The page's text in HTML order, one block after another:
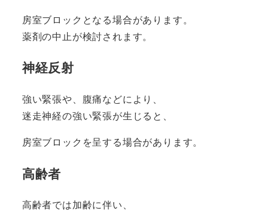
房室ブロックとなる場合があります。
薬剤の中止が検討されます。
神経反射
強い緊張や、腹痛などにより、
迷走神経の強い緊張が生じると、
房室ブロックを呈する場合があります。
高齢者
高齢者では加齢に伴い、